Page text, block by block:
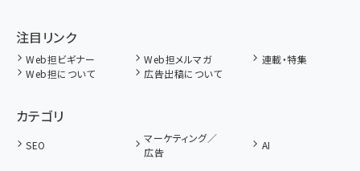
注目リンク
Web担ビギナー Web担メルマガ
連載・特集
Web担について
広告出稿について
カテゴリ
SEO
マーケティング／
広告
AI